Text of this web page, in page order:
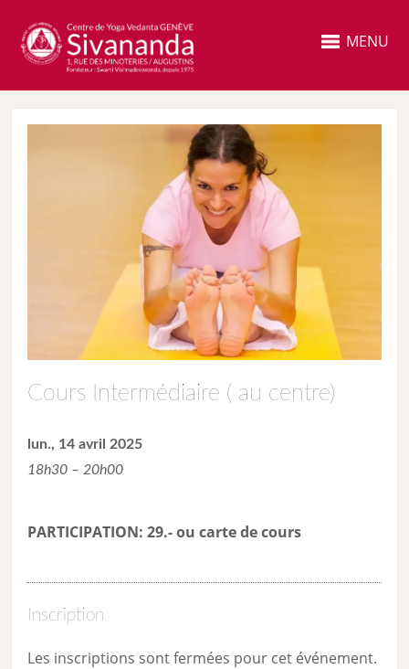
MENU
Cours Intermédiaire ( au centre)
lun., 14 avril 2025
18h30 – 20h00
PARTICIPATION: 29.- ou carte de cours
Inscription
Les inscriptions sont fermées pour cet événement.